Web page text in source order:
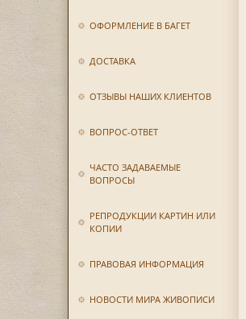
ОФОРМЛЕНИЕ В БАГЕТ
ДОСТАВКА
ОТЗЫВЫ НАШИХ КЛИЕНТОВ
ВОПРОС-ОТВЕТ
ЧАСТО ЗАДАВАЕМЫЕ
ВОПРОСЫ
РЕПРОДУКЦИИ КАРТИН ИЛИ
КОПИИ
ПРАВОВАЯ ИНФОРМАЦИЯ
НОВОСТИ МИРА ЖИВОПИСИ